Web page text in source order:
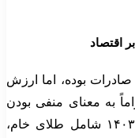
اقتصاد
بوده، اما ارزش
به معنای منفی بودن
واردات نیست. ترکیب واردات ایران در ۱۴۰۳ شامل طلای خام،